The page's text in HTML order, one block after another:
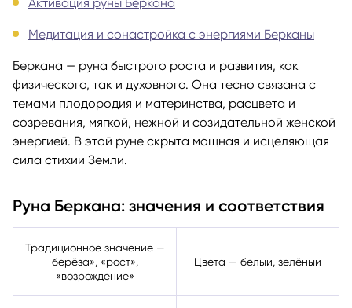
Медитация и сонастройка с энергиями Берканы
Беркана — руна быстрого роста и развития, как
физического, так и духовного. Она тесно связана с
темами плодородия и материнства, расцвета и
созревания, мягкой, нежной и созидательной женской
энергией. В этой руне скрыта мощная и исцеляющая
сила стихии Земли.
Руна Беркана: значения и соответствия
Традиционное значение —
берёза», «рост»,
«возрождение»
Цвета — белый, зелёный